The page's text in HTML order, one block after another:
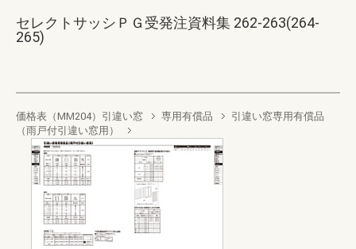
セレクトサッシＰＧ受発注資料集 262-263(264-
265)
価格表（MM204）引違い窓 専用有償品
引違い窓専用有償品
（雨戸付引違い窓用）